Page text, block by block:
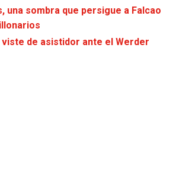
una sombra que persigue a Falcao
viste de asistidor ante el Werder